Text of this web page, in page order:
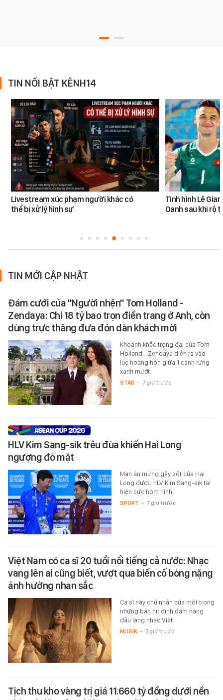
TIN NỔI BẬT KÊNH14
Livestream xúc phạm người khác có
thể bị xử lý hình sự
Tình hình Lê
Oanh sau khi rộ
TIN MỚI CẬP NHẬT
Đám cưới của "Người nhện" Tom Holland -
Zendaya: Chi 18 tỷ bao trọn điền trang ở Anh, còn
dùng trực thăng đưa đón dàn khách mời
Khoảnh khắc trọng đại của Tom
Holland - Zendaya diễn ra vào
lúc hoàng hôn giữa 1 cánh rừng
xanh mướt.
STAR - 7 giờ trước
HLV Kim Sang-sik trêu đùa khiến Hai Long
ngượng đỏ mặt
Màn ăn mừng gây sốt của Hai
Long được HLV Kim Sang-sik tái
hiện cực hóm hỉnh.
SPORT - 7 giờ trước
Việt Nam có ca sĩ 20 tuổi nổi tiếng cả nước: Nhạc
vang lên ai cũng biết, vượt qua biến cố bỏng nặng
ảnh hưởng nhan sắc
Ca sĩ này chủ nhân của một trong
những bản hit đình đám hàng
đầu làng nhạc Việt.
MUSIK - 7 giờ trước
Tịch thu kho vàng trị giá 11.660 tỷ đồng dưới nền